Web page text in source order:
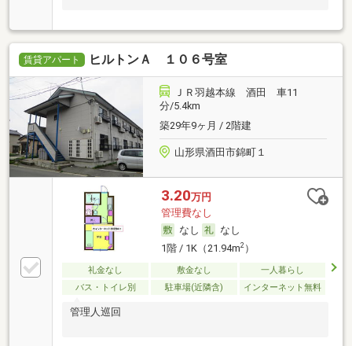
賃貸アパート ヒルトンＡ １０６号室
ＪＲ羽越本線 酒田 車11
分/5.4km
築29年9ヶ月 / 2階建
山形県酒田市錦町１
3.20万円
管理費なし
なし
なし
1階 / 1K（21.94m2）
礼金なし 敷金なし
一人暮らし
バス・トイレ別
駐車場(近隣含) インターネット無料
管理人巡回